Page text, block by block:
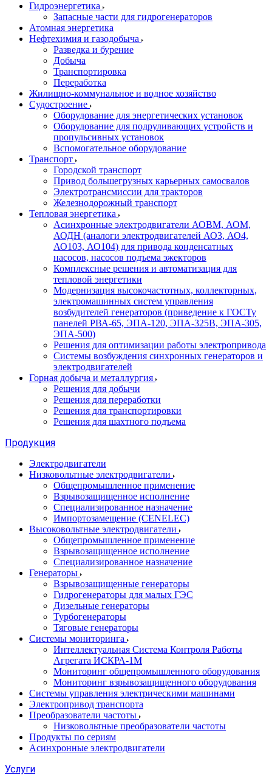
Гидроэнергетика
Запасные части для гидрогенераторов
Атомная энергетика
Нефтехимия и газодобыча
Разведка и бурение
Добыча
Транспортировка
Переработка
Жилищно-коммунальное и водное хозяйство
Судостроение
Оборудование для энергетических установок
Оборудование для подруливающих устройств и
пропульсивных установок
Вспомогательное оборудование
Транспорт
Городской транспорт
Привод большегрузных карьерных самосвалов
Электротрансмиссии для тракторов
Железнодорожный транспорт
Тепловая энергетика
Асинхронные электродвигатели АОВМ, АОМ,
АОДН (аналоги электродвигателей АО3, АО4,
АО103, АО104) для привода конденсатных
насосов, насосов подъема эжекторов
Комплексные решения и автоматизация для
тепловой энергетики
Модернизация высокочастотных, коллекторных,
электромашинных систем управления
возбудителей генераторов (приведение к ГОСТу
панелей РВА-65, ЭПА-120, ЭПА-325В, ЭПА-305,
ЭПА-500)
Решения для оптимизации работы электропривода
Системы возбуждения синхронных генераторов и
электродвигателей
Горная добыча и металлургия
Решения для добычи
Решения для переработки
Решения для транспортировки
Решения для шахтного подъема
Продукция
Электродвигатели
Низковольтные электродвигатели
Общепромышленное применение
Взрывозащищенное исполнение
Специализированное назначение
Импортозамещение (CENELEC)
Высоковольтные электродвигатели
Общепромышленное применение
Взрывозащищенное исполнение
Специализированное назначение
Генераторы
Взрывозащищенные генераторы
Гидрогенераторы для малых ГЭС
Дизельные генераторы
Турбогенераторы
Тяговые генераторы
Системы мониторинга
Интеллектуальная Система Контроля Работы
Агрегата ИСКРА-1М
Мониторинг общепромышленного оборудования
Мониторинг взрывозащищенного оборудования
Системы управления электрическими машинами
Электропривод транспорта
Преобразователи частоты
Низковольтные преобразователи частоты
Продукты по сериям
Асинхронные электродвигатели
Услуги